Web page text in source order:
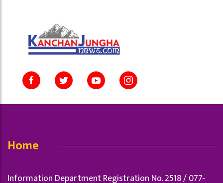
Home
Information Department Registration No. 2518 / 077-